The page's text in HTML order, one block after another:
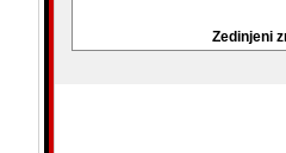
Zedinjeni